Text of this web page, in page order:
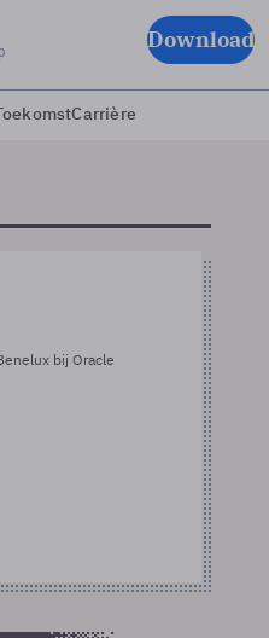
Download
Carrière
bij Oracle